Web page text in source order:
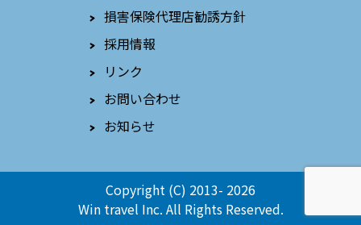
損害保険代理店勧誘方針
採用情報
リンク
お問い合わせ
お知らせ
Copyright (C) 2013- 2026
Win travel Inc. All Rights Reserved.